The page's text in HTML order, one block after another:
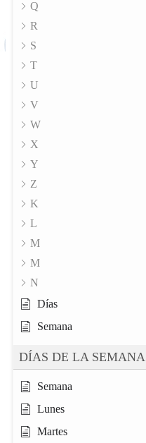
Q
R
S
T
U
V
W
X
Y
Z
K
L
M
M
N
Días
Semana
DÍAS DE LA SEMANA
Semana
Lunes
Martes